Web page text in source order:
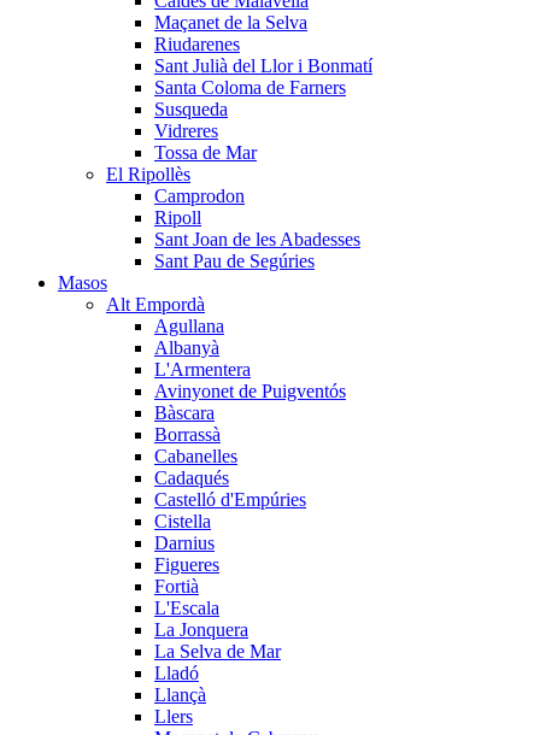
Maçanet de la Selva
Riudarenes
Sant Julià del Llor i Bonmatí
Santa Coloma de Farners
Susqueda
Vidreres
Tossa de Mar
El Ripollès
Camprodon
Ripoll
Sant Joan de les Abadesses
Sant Pau de Segúries
Masos
Alt Empordà
Agullana
Albanyà
L'Armentera
Avinyonet de Puigventós
Bàscara
Borrassà
Cabanelles
Cadaqués
Castelló d'Empúries
Cistella
Darnius
Figueres
Fortià
L'Escala
La Jonquera
La Selva de Mar
Lladó
Llançà
Llers